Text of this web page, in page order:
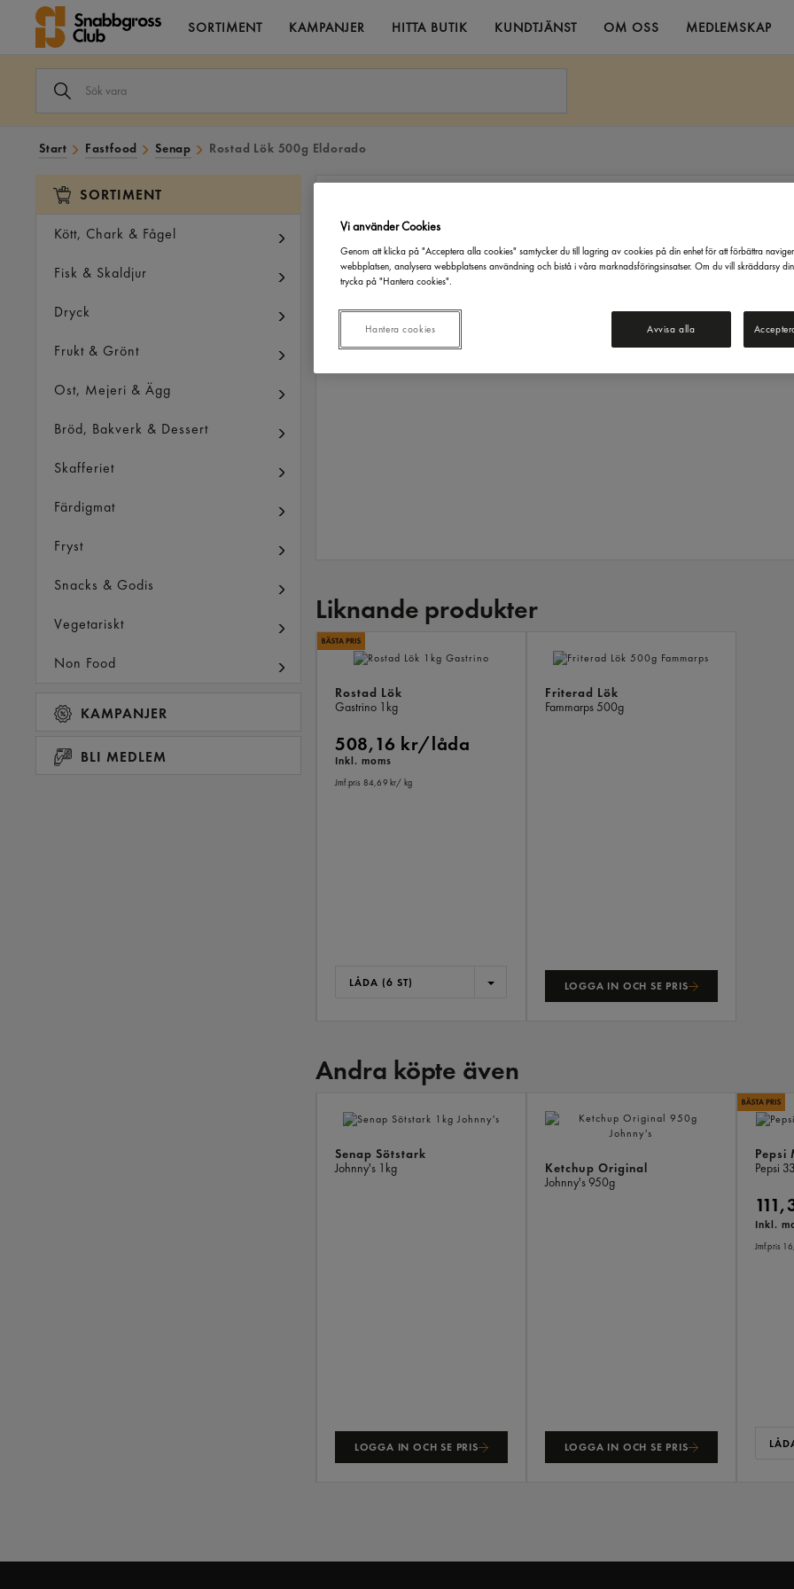
SORTIMENT KAMPANJER HITTA BUTIK KUNDTJÄNST OM OSS MEDLEMSKAP
VARA
Start Fastfood Senap Rostad Lök 500g Eldorado
SORTIMENT
Kött, Chark & Fågel
Fisk & Skaldjur
Dryck
Frukt & Grönt
Ost, Mejeri & Ägg
Bröd, Bakverk & Dessert
Skafferiet
Färdigmat
Fryst
Snacks & Godis
Vegetariskt
Non Food
KAMPANJER
BLI MEDLEM
Liknande produkter
Rostad Lök
Gastrino 1kg
508,16 kr/låda
Inkl. moms
Jmf.pris 84,69 kr/ kg
LÅDA (6 ST)
Friterad Lök
Fammarps500g
LOGGA IN OCH SE PRIS
Andra köpte även
Senap Sötstark
Johnny's 1kg
LOGGA IN OCH SE PRIS
Ketchup Original
Johnny's950g
LOGGA IN OCH SE PRIS
Pepsi
Pepsi
Inkl.
Jmf.pris
Vi använder Cookies
Genom att klicka på "Acceptera alla cookies" samtycker du till lagring av cookies på din enhet för att förbättra
webbplatsen, analysera webbplatsens användning och bistå i våra marknadsföringsinsatser. Om du vill skräddarsy
trycka på "Hantera cookies".
Avvisa alla
Hantera cookies